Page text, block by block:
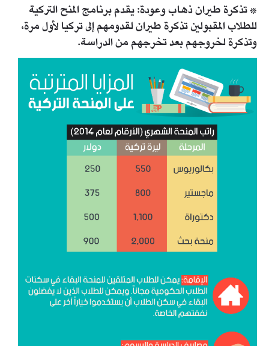
* تذكرة طيران ذهاب وعودة: يقدم برنامج المنح التركية
للطلاب المقبولين تذكرة طيران لقدومهم إلى تركيا لأول مرة،
وتذكرة لخروجهم بعد تخرجهم من الدراسة.